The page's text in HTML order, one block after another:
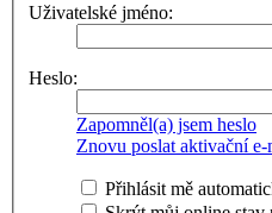
Uživatelské jméno:
Heslo:
Zapomněl(a) jsem heslo
Znovu poslat aktivační e-
Přihlásit mě